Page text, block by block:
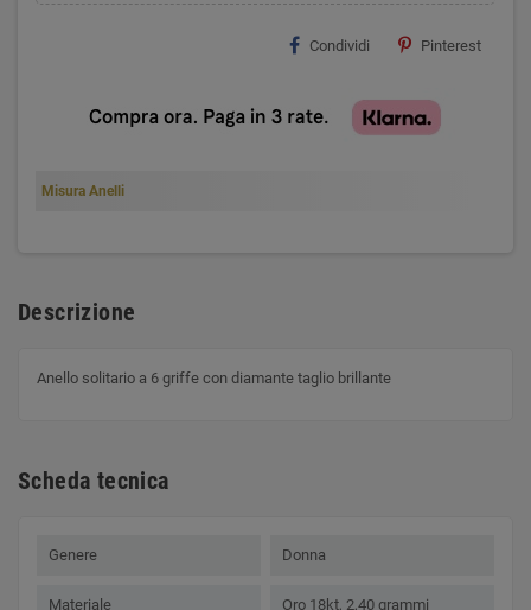
Condividi Pinterest
Misura Anelli
Descrizione
Anello solitario a 6 griffe con diamante taglio brillante
Scheda tecnica
Genere Donna
Materiale Oro 18kt, 2,40 grammi